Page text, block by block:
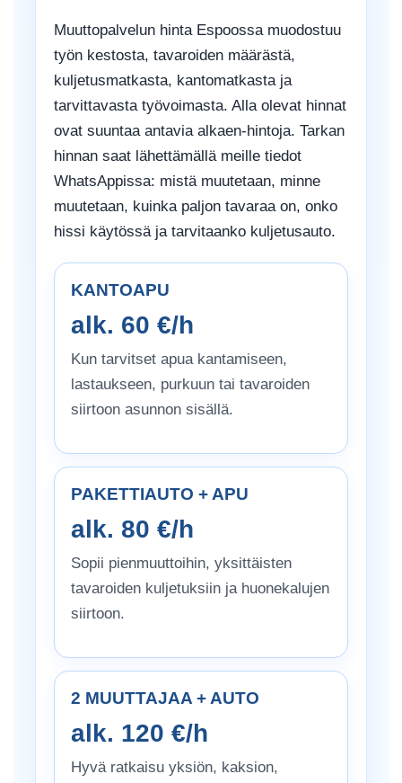
Muuttopalvelun hinta Espoossa muodostuu
työn kestosta, tavaroiden määrästä,
kuljetusmatkasta, kantomatkasta ja
tarvittavasta työvoimasta. Alla olevat hinnat
ovat suuntaa antavia alkaen-hintoja. Tarkan
hinnan saat lähettämällä meille tiedot
WhatsAppissa: mistä muutetaan, minne
muutetaan, kuinka paljon tavaraa on, onko
hissi käytössä ja tarvitaanko kuljetusauto.
KANTOAPU
alk. 60 €/h
Kun tarvitset apua kantamiseen,
lastaukseen, purkuun tai tavaroiden
siirtoon asunnon sisällä.
PAKETTIAUTO + APU
alk. 80 €/h
Sopii pienmuuttoihin, yksittäisten
tavaroiden kuljetuksiin ja huonekalujen
siirtoon.
2 MUUTTAJAA + AUTO
alk. 120 €/h
Hyvä ratkaisu yksiön, kaksion,